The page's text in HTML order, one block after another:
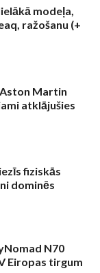
modeļa,
ražošanu (+
Martin
atklājušies
fiziskās
dominēs
N70
Eiropas tirgum